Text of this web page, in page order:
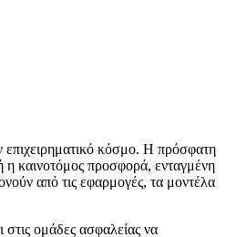
επιχειρηματικό κόσμο. Η πρόσφατη
καινοτόμος προσφορά, ενταγμένη
από τις εφαρμογές, τα μοντέλα
στις ομάδες ασφαλείας να